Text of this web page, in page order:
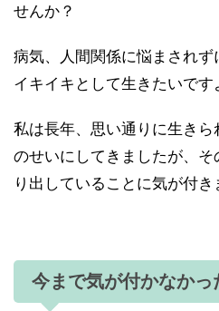
せんか？
病気、人間関係に悩まされ
イキイキとして生きたいです
私は長年、思い通りに生き
のせいにしてきましたが、
り出していることに気が付き
今まで気が付かなかっ